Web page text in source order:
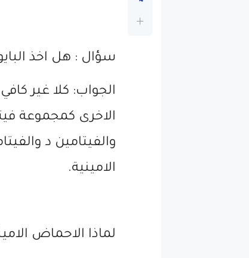
سؤال : هل اخذ
الجواب: كلا غير
الامينية.
لماذا الاحماض